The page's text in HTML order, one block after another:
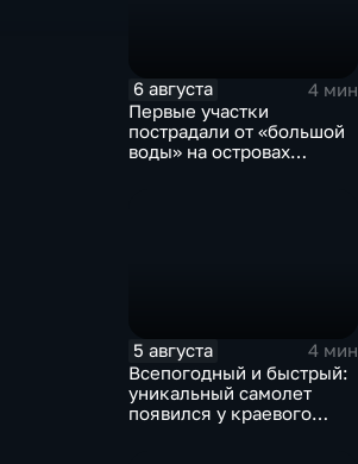
6 августа
4 мин
Первые участки
пострадали от «большой
воды» на островах
5 августа
4 мин
Всепогодный и быстрый:
уникальный самолет
появился у краевого